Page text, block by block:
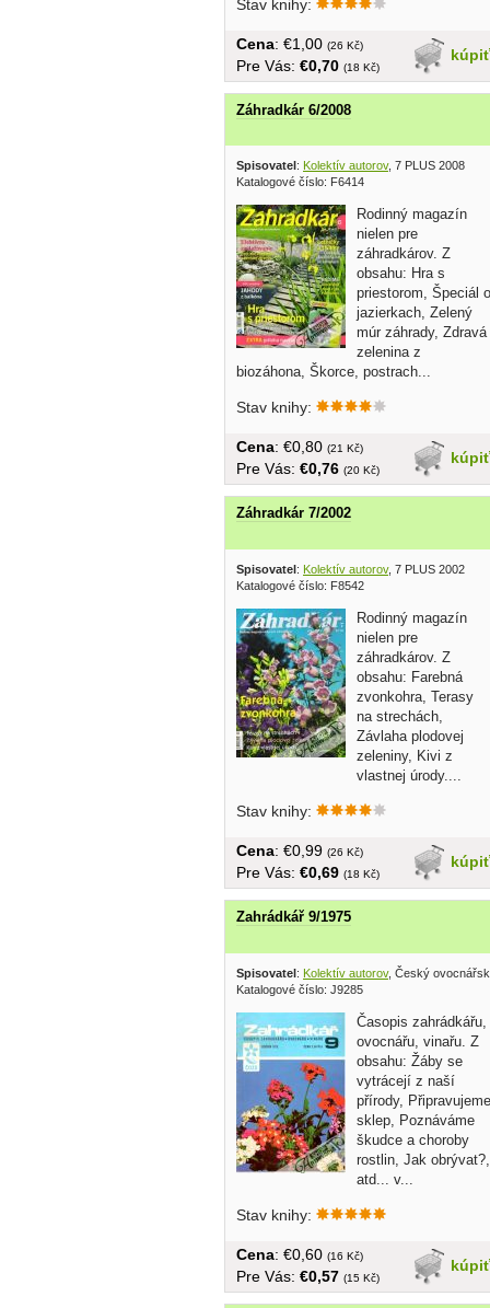
Stav knihy:
kúpiť
Cena: €1,00 (26 Kč)
Pre Vás: €0,70 (18 Kč)
Záhradkár 6/2008
Spisovatel : Kolektív autorov, 7 PLUS 2008
Katalogové číslo: F6414
Rodinný magazín
nielen pre
záhradkárov. Z
obsahu: Hra s
priestorom, Špeciál o
jazierkach, Zelený
múr záhrady, Zdravá
zelenina z
biozáhona, Škorce, postrach...
Stav knihy:
kúpiť
Cena: €0,80 (21 Kč)
Pre Vás: €0,76 (20 Kč)
Záhradkár 7/2002
Spisovatel: Kolektív autorov, 7 PLUS 2002
Katalogové číslo: F8542
Rodinný magazín
nielen pre
záhradkárov. Z
obsahu: Farebná
zvonkohra, Terasy
na strechách,
Závlaha plodovej
zeleniny, Kivi z
vlastnej úrody....
Stav knihy:
kúpiť
Cena: €0,99 (26 Kč)
Pre Vás: €0,69 (18 Kč)
Zahrádkář 9/1975
Spisovatel: Kolektív autorov, Český
Katalogové číslo: J9285
Časopis zahrádkářu,
ovocnářu, vinařu. Z
obsahu: Žáby se
vytrácejí z naší
přírody, Připravujeme
sklep, Poznáváme
škudce a choroby
rostlin, Jak obrývat?,
atd... v...
Stav knihy:
kúpiť
Cena: €0,60 (16 Kč)
Pre Vás: €0,57 (15 Kč)